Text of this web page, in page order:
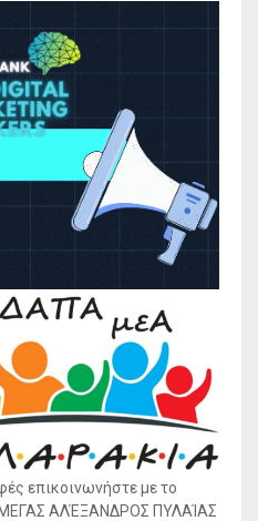
επικοινωνήστε με το
ΑΛΈΞΑΝΔΡΟΣ ΠΥΛΑΊΑΣ